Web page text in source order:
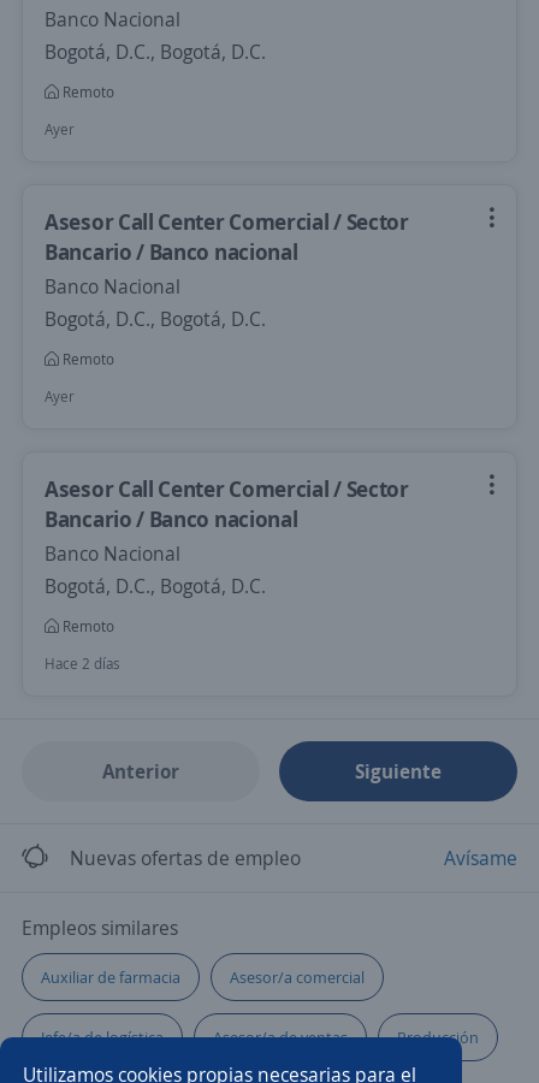
Utilizamos cookies propias necesarias para el
Banco Nacional
Bogotá, D.C., Bogotá, D.C.
Remoto
Ayer
Asesor Call Center Comercial / Sector
Bancario / Banco nacional
Banco Nacional
Bogotá, D.C., Bogotá, D.C.
Remoto
Ayer
Asesor Call Center Comercial / Sector
Bancario / Banco nacional
Banco Nacional
Bogotá, D.C., Bogotá, D.C.
Remoto
Hace 2 días
Anterior Siguiente
Nuevas ofertas de empleo Avísame
Empleos similares
Auxiliar de farmacia Asesor/a comercial
Jefe/a de logística Asesor/a de ventas Producción